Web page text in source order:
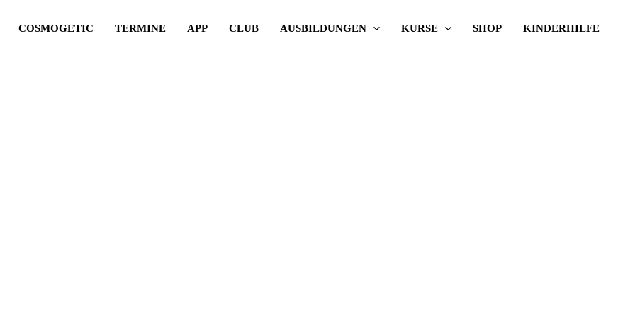
COSMOGETIC TERMINE APP CLUB AUSBILDUNGEN KURSE SHOP KINDERHILFE